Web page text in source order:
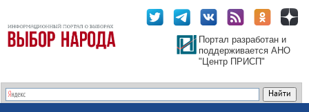
Портал разработан и
поддерживается АНО
"Центр ПРИСП"